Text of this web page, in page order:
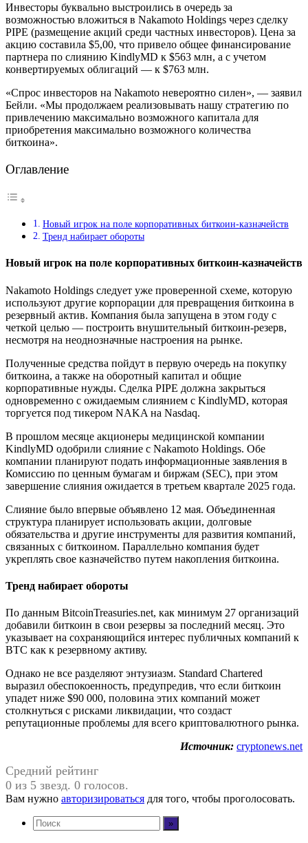
Инвесторы буквально выстроились в очередь за
возможностью вложиться в Nakamoto Holdings через сделку
PIPE (размещение акций среди частных инвесторов). Цена за
акцию составила $5,00, что привело общее финансирование
партнера по слиянию KindlyMD к $563 млн, а с учетом
конвертируемых облигаций — к $763 млн.
«Спрос инвесторов на Nakamoto невероятно силен», — заявил
Бейли. «Мы продолжаем реализовывать нашу стратегию по
привлечению максимально возможного капитала для
приобретения максимально возможного количества
биткоина».
Оглавление
Новый игрок на поле корпоративных биткоин-казначейств
Тренд набирает обороты
Новый игрок на поле корпоративных биткоин-казначейств
Nakamoto Holdings следует уже проверенной схеме, которую
используют другие корпорации для превращения биткоина в
резервный актив. Компания была запущена в этом году с
четкой целью — построить внушительный биткоин-резерв,
несмотря на неоднозначные настроения на рынке.
Полученные средства пойдут в первую очередь на покупку
биткоина, а также на оборотный капитал и общие
корпоративные нужды. Сделка PIPE должна закрыться
одновременно с ожидаемым слиянием с KindlyMD, которая
торгуется под тикером NAKA на Nasdaq.
В прошлом месяце акционеры медицинской компании
KindlyMD одобрили слияние с Nakamoto Holdings. Обе
компании планируют подать информационные заявления в
Комиссию по ценным бумагам и биржам (SEC), при этом
завершение слияния ожидается в третьем квартале 2025 года.
Слияние было впервые объявлено 12 мая. Объединенная
структура планирует использовать акции, долговые
обязательства и другие инструменты для развития компаний,
связанных с биткоином. Параллельно компания будет
укреплять свое казначейство путем накопления биткоина.
Тренд набирает обороты
По данным BitcoinTreasuries.net, как минимум 27 организаций
добавили биткоин в свои резервы за последний месяц. Это
указывает на сохраняющийся интерес публичных компаний к
BTC как к резервному активу.
Однако не все разделяют энтузиазм. Standard Chartered
выразил обеспокоенность, предупредив, что если биткоин
упадет ниже $90 000, половина этих компаний может
столкнуться с рисками ликвидации, что создаст
репутационные проблемы для всего криптовалютного рынка.
Источник: cryptonews.net
Средний рейтинг
0 из 5 звезд. 0 голосов.
Вам нужно авторизироваться для того, чтобы проголосовать.